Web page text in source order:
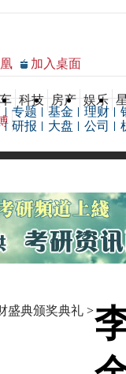
加入桌面
科技 房产 娱乐
专题 基金 理财
研报 大盘 公司
盛典颁奖典礼 >